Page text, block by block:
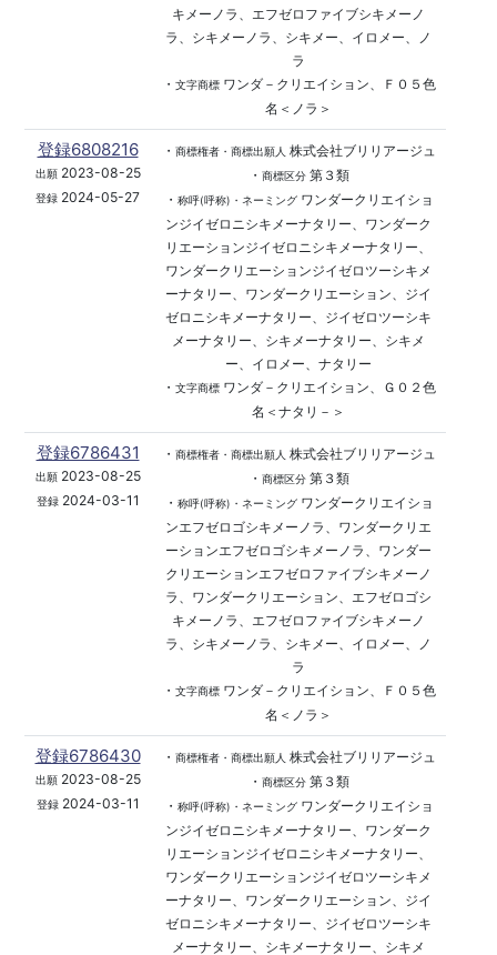
キメーノラ、エフゼロファイブシキメーノ
ラ、シキメーノラ、シキメー、イロメー、ノ
ラ
・ 文字商標ワンダ－クリエイション、Ｆ０５色
名＜ノラ＞
登録6808216
出願2023-08-25
登録 2024-05-27
・ 商標権者・商標出願人 株式会社ブリリアージュ
・ 商標区分第３類
・ 称呼(呼称)・ネーミングワンダークリエイショ
ンジイゼロニシキメーナタリー、ワンダーク
リエーションジイゼロニシキメーナタリー、
ワンダークリエーションジイゼロツーシキメ
ーナタリー、ワンダークリエーション、ジイ
ゼロニシキメーナタリー、ジイゼロツーシキ
メーナタリー、シキメーナタリー、シキメ
ー、イロメー、ナタリー
・ 文字商標ワンダ－クリエイション、Ｇ０２色
名＜ナタリ－＞
登録6786431
出願2023-08-25
登録2024-03-11
・ 商標権者・商標出願人 株式会社ブリリアージュ
・ 商標区分第３類
・ 称呼(呼称)・ネーミングワンダークリエイショ
ンエフゼロゴシキメーノラ、ワンダークリエ
ーションエフゼロゴシキメーノラ、ワンダー
クリエーションエフゼロファイブシキメーノ
ラ、ワンダークリエーション、エフゼロゴシ
キメーノラ、エフゼロファイブシキメーノ
ラ、シキメーノラ、シキメー、イロメー、ノ
ラ
・ 文字商標ワンダ－クリエイション、Ｆ０５色
名＜ノラ＞
登録6786430
出願2023-08-25
登録2024-03-11
・ 商標権者・商標出願人 株式会社ブリリアージュ
・ 商標区分第３類
・ 称呼(呼称)・ネーミングワンダークリエイショ
ンジイゼロニシキメーナタリー、ワンダーク
リエーションジイゼロニシキメーナタリー、
ワンダークリエーションジイゼロツーシキメ
ーナタリー、ワンダークリエーション、ジイ
ゼロニシキメーナタリー、ジイゼロツーシキ
メーナタリー、シキメーナタリー、シキメ